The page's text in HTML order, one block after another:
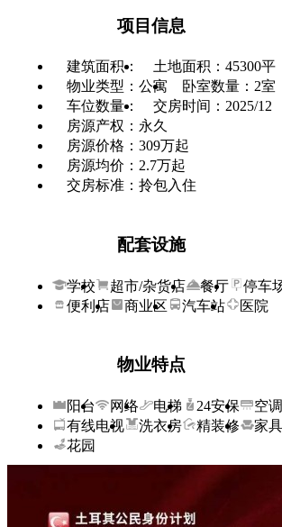
项目信息
建筑面积：
土地面积：45300平
物业类型：公寓
卧室数量：2室
车位数量：
交房时间：2025/12
房源产权：永久
房源价格：309万起
房源均价：2.7万起
交房标准：拎包入住
配套设施
学校 超市/杂货店 餐厅
停车
便利店
商业区 汽车站 医院
物业特点
阳台 网络 电梯 24安保
空调
有线电视
洗衣房 精装修
家具
花园